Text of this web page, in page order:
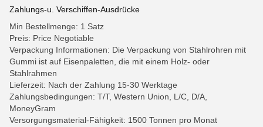
Zahlungs-u. Verschiffen-Ausdrücke
Min Bestellmenge: 1 Satz
Preis: Price Negotiable
Verpackung Informationen: Die Verpackung von Stahlrohren mit
Gummi ist auf Eisenpaletten, die mit einem Holz- oder
Stahlrahmen
Lieferzeit: Nach der Zahlung 15-30 Werktage
Zahlungsbedingungen: T/T, Western Union, L/C, D/A,
MoneyGram
Versorgungsmaterial-Fähigkeit: 1500 Tonnen pro Monat